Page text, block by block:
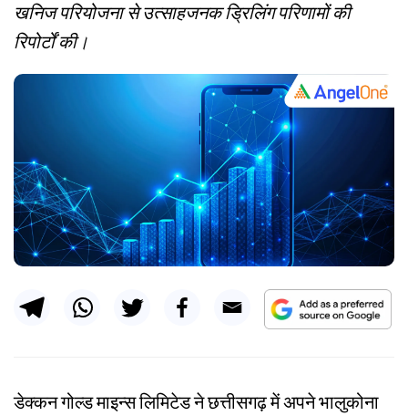
खनिज परियोजना से उत्साहजनक ड्रिलिंग परिणामों की
रिपोर्टों की।
डेक्कन गोल्ड माइन्स लिमिटेड ने छत्तीसगढ़ में अपने भालुकोना